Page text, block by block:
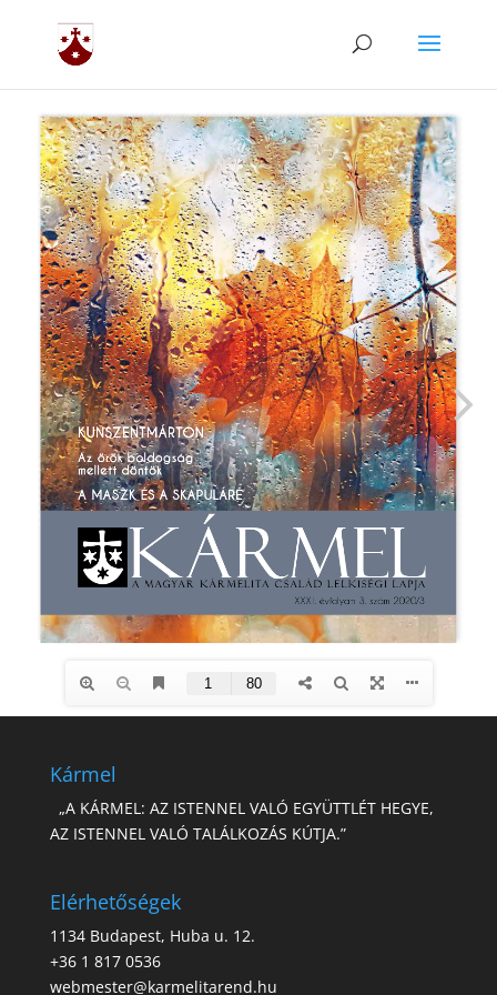
Kármel
„A KÁRMEL: AZ ISTENNEL VALÓ EGYÜTTLÉT HEGYE,
AZ ISTENNEL VALÓ TALÁLKOZÁS KÚTJA.”
Elérhetőségek
1134 Budapest, Huba u. 12.
+36 1 817 0536
webmester@karmelitarend.hu